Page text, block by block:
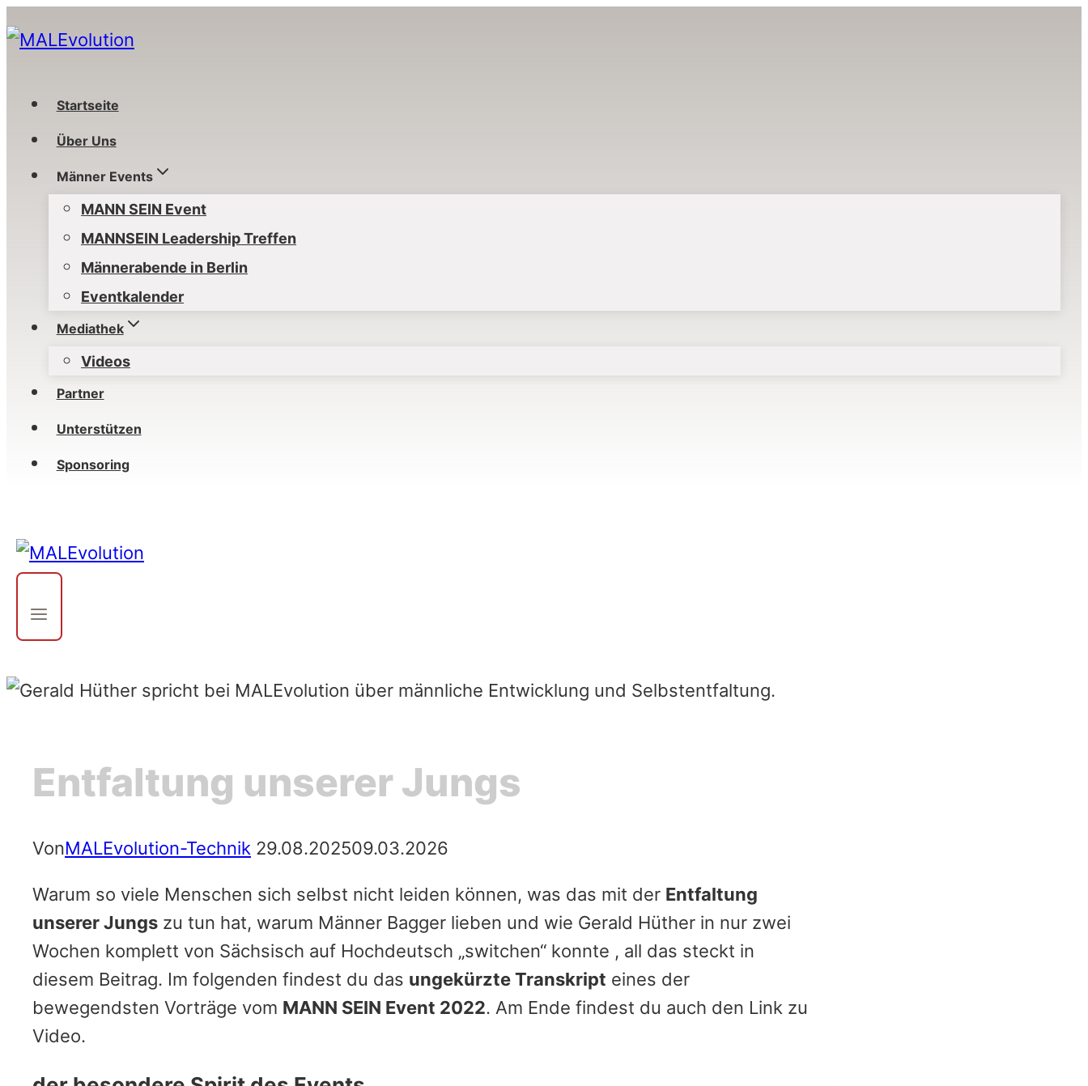
Inhalt
Startseite
Über Uns
Männer Events
MANN SEIN Event
MANNSEIN Leadership Treffen
Männerabende in Berlin
Eventkalender
Mediathek
Videos
Partner
Unterstützen
Sponsoring
Entfaltung unserer Jungs
VonMALEvolution-Technik 29.08.202509.03.2026
Warum so viele Menschen sich selbst nicht leiden können, was das mit der Entfaltung
unserer Jungs zu tun hat, warum Männer Bagger lieben und wie Gerald Hüther in nur zwei
Wochen komplett von Sächsisch auf Hochdeutsch „switchen“ konnte , all das steckt in
diesem Beitrag. Im folgenden findest du das ungekürzte Transkript eines der
bewegendsten Vorträge vom MANN SEIN Event 2022. Am Ende findest du auch den Link zu
Video.